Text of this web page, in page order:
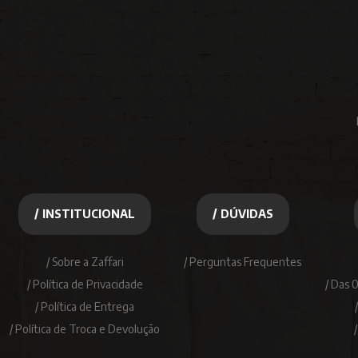
/ INSTITUCIONAL
/ Sobre a Zaffari
/ Política de Privacidade
/ Política de Entrega
/ Política de Troca e Devolução
/ DÚVIDAS
/ Perguntas Frequentes
/ Das